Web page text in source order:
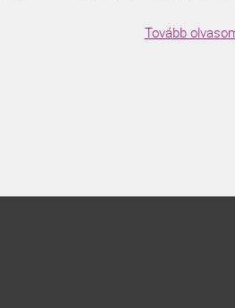
Tovább